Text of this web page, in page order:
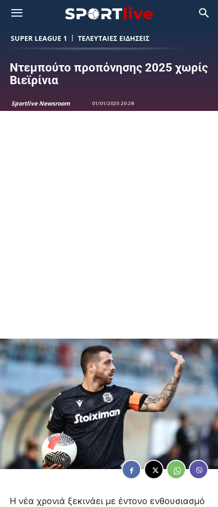
SUPER LEAGUE 1 ΤΕΛΕΥΤΑΙΕΣ ΕΙΔΗΣΕΙΣ
Ντεμπούτο προπόνησης 2025 χωρίς
Βιεϊρίνια
Sportlive Newsroom 01/01/2025 20:28
Η νέα χρονιά ξεκινάει με έντονο ενθουσιασμό